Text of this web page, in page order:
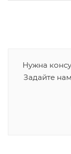
Нужна
Задайте